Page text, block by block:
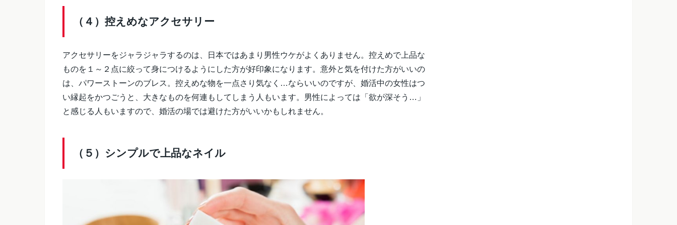
（４）控えめなアクセサリー
アクセサリーをジャラジャラするのは、日本ではあまり男性ウケがよくありません。控えめで上品な
ものを１～２点に絞って身につけるようにした方が好印象になります。意外と気を付けた方がいいの
は、パワーストーンのブレス。控えめな物を一点さり気なく…ならいいのですが、婚活中の女性はつ
い縁起をかつごうと、大きなものを何連もしてしまう人もいます。男性によっては「欲が深そう…」
と感じる人もいますので、婚活の場では避けた方がいいかもしれません。
（５）シンプルで上品なネイル